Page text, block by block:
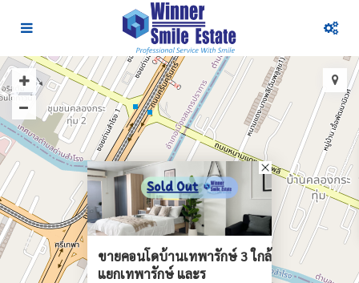
ขายคอนโดบ้านเทพารักษ์ 3 ใกล้
แยกเทพารักษ์ และร